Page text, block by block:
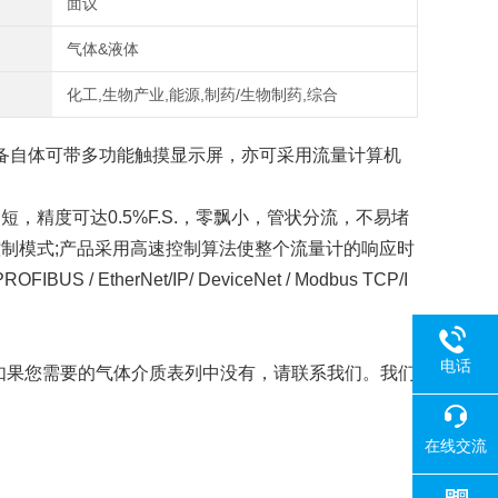
气体&液体
化工,生物产业,能源,制药/生物制药,综合
体可带多功能触摸显示屏，亦可采用流量计算机
，精度可达0.5%F.S.，零飘小，管状分流，不易堵
模式;产品采用高速控制算法使整个流量计的响应时
/ EtherNet/IP/ DeviceNet / Modbus TCP/I
您需要的气体介质表列中没有，请联系我们。我们 电话
在线交流